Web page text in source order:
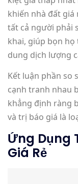
khiến nhà đất
tất cả người phải
khai, giúp bọn
dung dịch lượng
Kết luận phần so
cạnh tranh nhau
khẳng định ràng
và trị báo giá là
Ứng Dụng
Giá Rẻ